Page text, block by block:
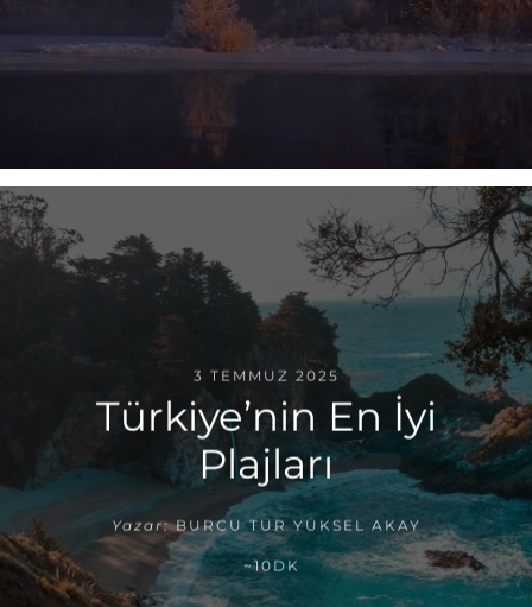
3 TEMMUZ 2025
Türkiye’nin En İyi
Plajları
Yazar: BURCU TUR YÜKSEL AKAY
~10DK